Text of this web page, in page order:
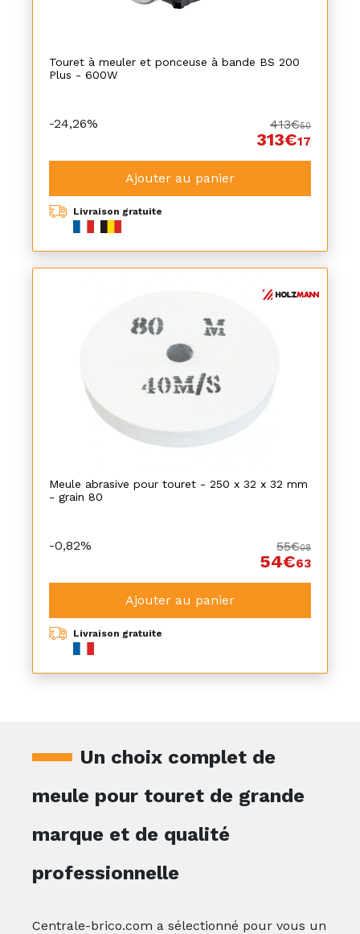
Touret à meuler et ponceuse à bande BS 200
Plus - 600W
-24,26% 413€50
313€17
Ajouter au panier
Livraison gratuite
Meule abrasive pour touret - 250 x 32 x 32 mm
- grain 80
-0,82% 55€08
54€63
Ajouter au panier
Livraison gratuite
Un choix complet de
meule pour touret de grande
marque et de qualité
professionnelle
Centrale-brico.com a sélectionné pour vous un